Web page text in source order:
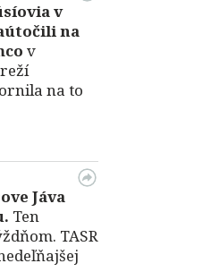
v
na
v
na to
Jáva
Ten
TASR